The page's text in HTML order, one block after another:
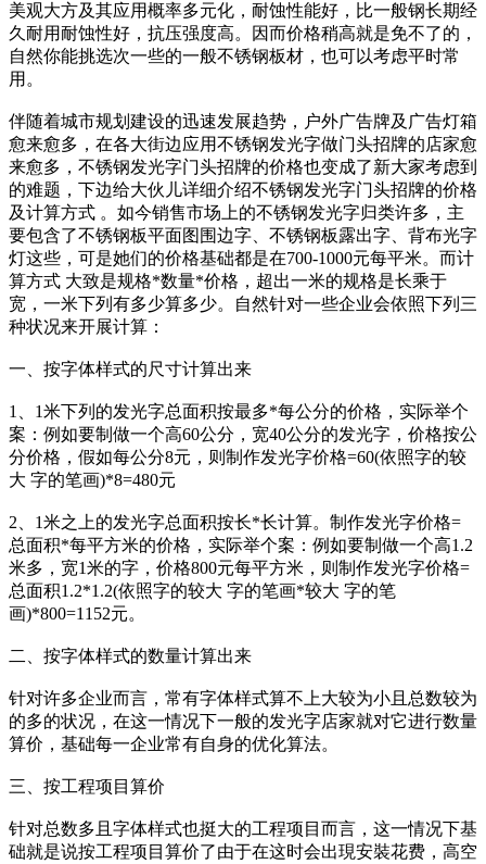
美观大方及其应用概率多元化，耐蚀性能好，比一般钢长期经
久耐用耐蚀性好，抗压强度高。因而价格稍高就是免不了的，
自然你能挑选次一些的一般不锈钢板材，也可以考虑平时常
用。
伴随着城市规划建设的迅速发展趋势，户外广告牌及广告灯箱
愈来愈多，在各大街边应用不锈钢发光字做门头招牌的店家愈
来愈多，不锈钢发光字门头招牌的价格也变成了新大家考虑到
的难题，下边给大伙儿详细介绍不锈钢发光字门头招牌的价格
及计算方式 。如今销售市场上的不锈钢发光字归类许多，主
要包含了不锈钢板平面图围边字、不锈钢板露出字、背布光字
灯这些，可是她们的价格基础都是在700-1000元每平米。而计
算方式 大致是规格*数量*价格，超出一米的规格是长乘于
宽，一米下列有多少算多少。自然针对一些企业会依照下列三
种状况来开展计算：
一、按字体样式的尺寸计算出来
1、1米下列的发光字总面积按最多*每公分的价格，实际举个
案：例如要制做一个高60公分，宽40公分的发光字，价格按公
分价格，假如每公分8元，则制作发光字价格=60(依照字的较
大 字的笔画)*8=480元
2、1米之上的发光字总面积按长*长计算。制作发光字价格=
总面积*每平方米的价格，实际举个案：例如要制做一个高1.2
米多，宽1米的字，价格800元每平方米，则制作发光字价格=
总面积1.2*1.2(依照字的较大 字的笔画*较大 字的笔
画)*800=1152元。
二、按字体样式的数量计算出来
针对许多企业而言，常有字体样式算不上大较为小且总数较为
的多的状况，在这一情况下一般的发光字店家就对它进行数量
算价，基础每一企业常有自身的优化算法。
三、按工程项目算价
针对总数多且字体样式也挺大的工程项目而言，这一情况下基
础就是说按工程项目算价了由于在这时会出現安裝花费，高空